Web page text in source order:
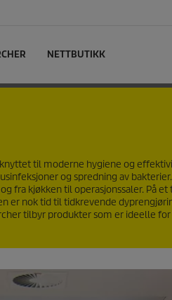
NETTBUTIKK
til moderne hygiene og
og spredning av
fra kjøkken til operasjonssaler. På et
er nok tid til tidkrevende
tilbyr produkter som er ideelle